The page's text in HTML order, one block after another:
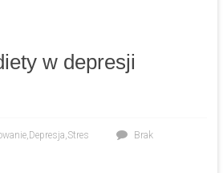
w depresji
, Depresja,Stres
Brak